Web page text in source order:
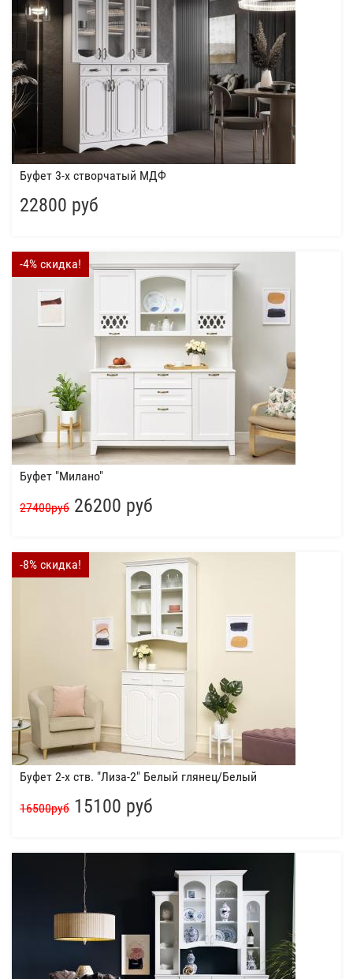
Буфет 3-х створчатый МДФ
22800 руб
-4% скидка!
Буфет "Милано"
27400руб 26200 руб
-8% скидка!
Буфет 2-х ств. "Лиза-2" Белый глянец/Белый
16500руб 15100 руб